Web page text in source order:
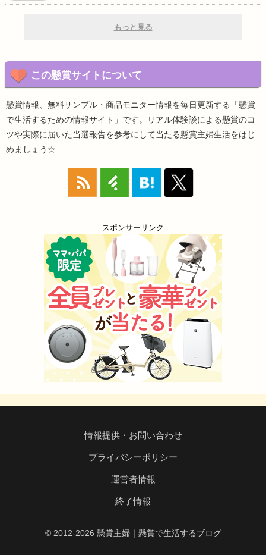
もっと見る
この懸賞サイトについて
懸賞情報、無料サンプル・商品モニター情報を毎日更新する「懸賞
で生活するための情報サイト」です。リアル体験談による懸賞のコ
ツや実際に届いた当選報告を参考にして当たる懸賞主婦生活をはじ
めましょう☆
スポンサーリンク
情報提供・お問い合わせ
プライバシーポリシー
運営者情報
終了情報
© 2012-2026 懸賞主婦｜懸賞で生活するブログ